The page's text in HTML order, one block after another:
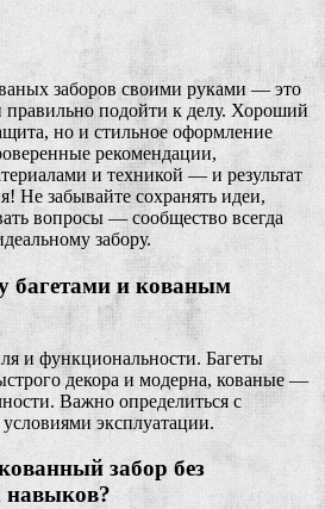
заборов своими руками — это
правильно подойти к делу. Хороший
но и стильное оформление
рекомендации,
и техникой — и результат
Не забывайте сохранять идеи,
вопросы — сообщество всегда
забору.
багетами и кованым
и функциональности. Багеты
декора и модерна, кованые —
Важно определиться с
эксплуатации.
забор без
навыков?